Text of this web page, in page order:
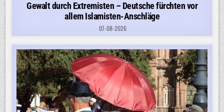
Gewalt durch Extremisten – Deutsche fürchten vor
allem Islamisten-Anschläge
07-08-2026